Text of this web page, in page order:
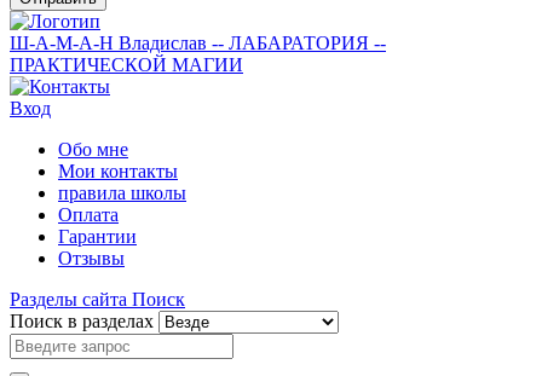
Ш-А-М-А-Н Владислав -- ЛАБАРАТОРИЯ --
ПРАКТИЧЕСКОЙ МАГИИ
Вход
Обо мне
Мои контакты
правила школы
Оплата
Гарантии
Отзывы
Разделы сайта Поиск
Поиск в разделах